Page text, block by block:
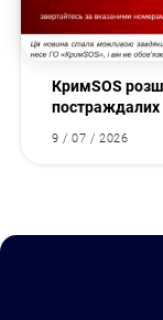
КримSOS
постраждалих
9 / 07 / 2026